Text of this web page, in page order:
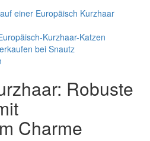
einer Europäisch Kurzhaar
Kurzhaar-Katzen
bei Snautz
Robuste
Charme